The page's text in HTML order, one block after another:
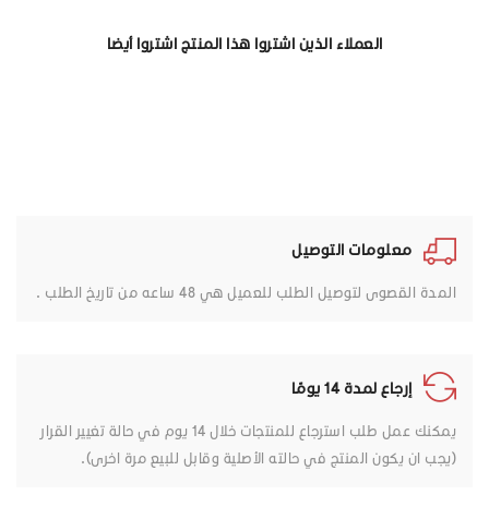
العملاء الذين اشتروا هذا المنتج اشتروا أيضا
معلومات التوصيل
المدة القصوى لتوصيل الطلب للعميل هي 48 ساعه من تاريخ الطلب .
إرجاع لمدة 14 يومًا
يمكنك عمل طلب استرجاع للمنتجات خلال 14 يوم في حالة تغيير القرار
(يجب ان يكون المنتج في حالته الأصلية وقابل للبيع مرة اخرى).